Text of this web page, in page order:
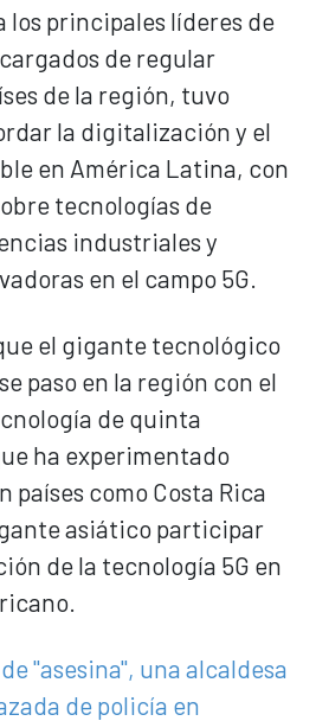
los principales líderes de
de regular
de la región, tuvo
la digitalización y el
en América Latina, con
tecnologías de
industriales y
en el campo 5G.
el gigante tecnológico
paso en la región con el
de quinta
ha experimentado
países como Costa Rica
asiático participar
de la tecnología 5G en
"asesina", una alcaldesa
de policía en